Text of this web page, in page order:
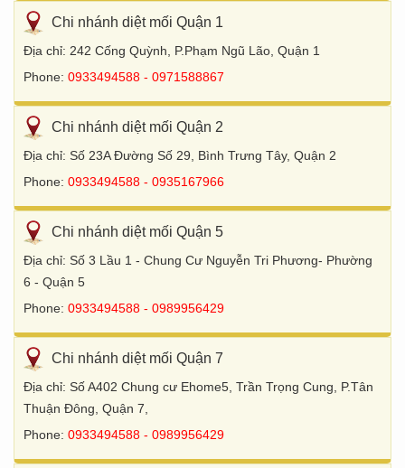
Chi nhánh diệt mối Quận 1
Địa chỉ: 242 Cống Quỳnh, P.Phạm Ngũ Lão, Quận 1
Phone: 0933494588 - 0971588867
Chi nhánh diệt mối Quận 2
Địa chỉ: Số 23A Đường Số 29, Bình Trưng Tây, Quận 2
Phone: 0933494588 - 0935167966
Chi nhánh diệt mối Quận 5
Địa chỉ: Số 3 Lầu 1 - Chung Cư Nguyễn Tri Phương- Phường
6 - Quận 5
Phone: 0933494588 - 0989956429
Chi nhánh diệt mối Quận 7
Địa chỉ: Số A402 Chung cư Ehome5, Trần Trọng Cung, P.Tân
Thuận Đông, Quận 7,
Phone: 0933494588 - 0989956429